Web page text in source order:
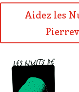
Aidez les